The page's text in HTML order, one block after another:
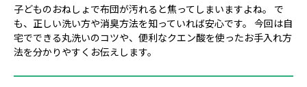
子どものおねしょで布団が汚れると焦ってしまいますよね。 で
も、正しい洗い方や消臭方法を知っていれば安心です。 今回は自
宅でできる丸洗いのコツや、便利なクエン酸を使ったお手入れ方
法を分かりやすくお伝えします。